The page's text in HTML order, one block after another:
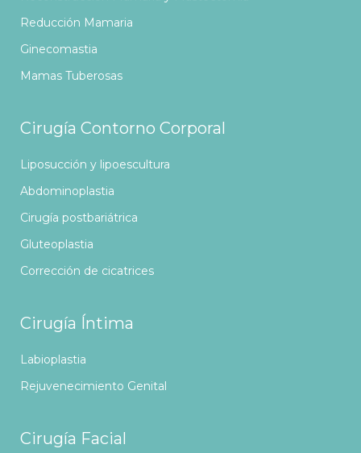
Reducción Mamaria
Ginecomastia
Mamas Tuberosas
Cirugía Contorno Corporal
Liposucción y lipoescultura
Abdominoplastia
Cirugía postbariátrica
Gluteoplastia
Corrección de cicatrices
Cirugía Íntima
Labioplastia
Rejuvenecimiento Genital
Cirugía Facial